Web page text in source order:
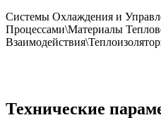
Системы Охлаждения и
Процессами\Материалы
Технические